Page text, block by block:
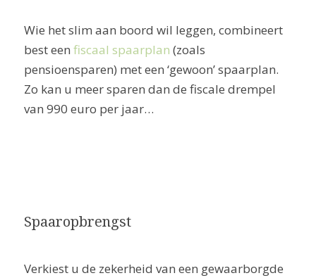
Wie het slim aan boord wil leggen, combineert
best een fiscaal spaarplan (zoals
pensioensparen) met een ‘gewoon’ spaarplan.
Zo kan u meer sparen dan de fiscale drempel
van 990 euro per jaar…
Spaaropbrengst
Verkiest u de zekerheid van een gewaarborgde